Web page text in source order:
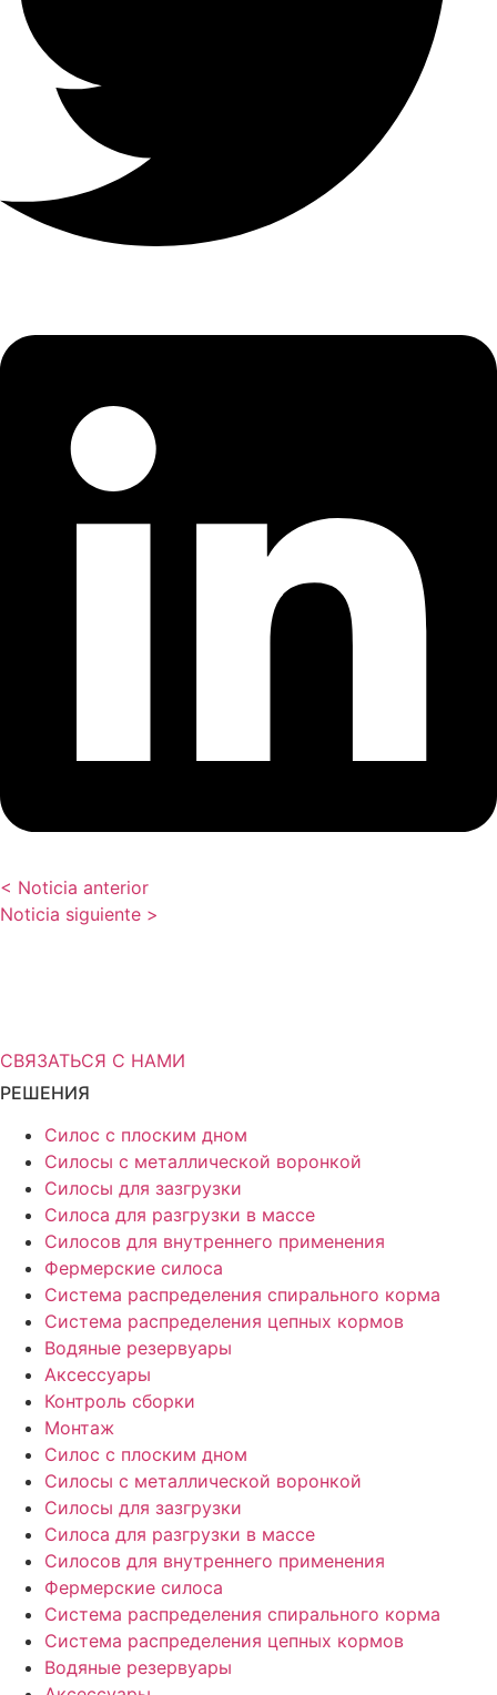
< Noticia anterior
Noticia siguiente >
СВЯЗАТЬСЯ С НАМИ
РЕШЕНИЯ
Силос с плоским дном
Силосы с металлической воронкой
Силосы для зазгрузки
Силоса для разгрузки в массе
Силосов для внутреннего применения
Фермерские силоса
Система распределения спирального корма
Система распределения цепных кормов
Водяные резервуары
Аксессуары
Контроль сборки
Монтаж
Силос с плоским дном
Силосы с металлической воронкой
Силосы для зазгрузки
Силоса для разгрузки в массе
Силосов для внутреннего применения
Фермерские силоса
Система распределения спирального корма
Система распределения цепных кормов
Водяные резервуары